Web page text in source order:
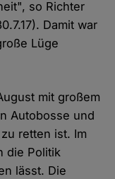
so Richter
Damit war
Lüge
mit großem
Autobosse und
retten ist. Im
die Politik
lässt. Die